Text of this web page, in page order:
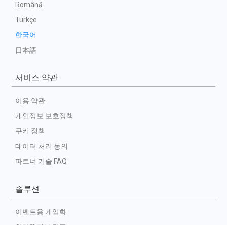
Română
Türkçe
한국어
日本語
서비스 약관
이용 약관
개인정보 보호정책
쿠키 정책
데이터 처리 동의
파트너 기술 FAQ
솔루션
이벤트용 게임화